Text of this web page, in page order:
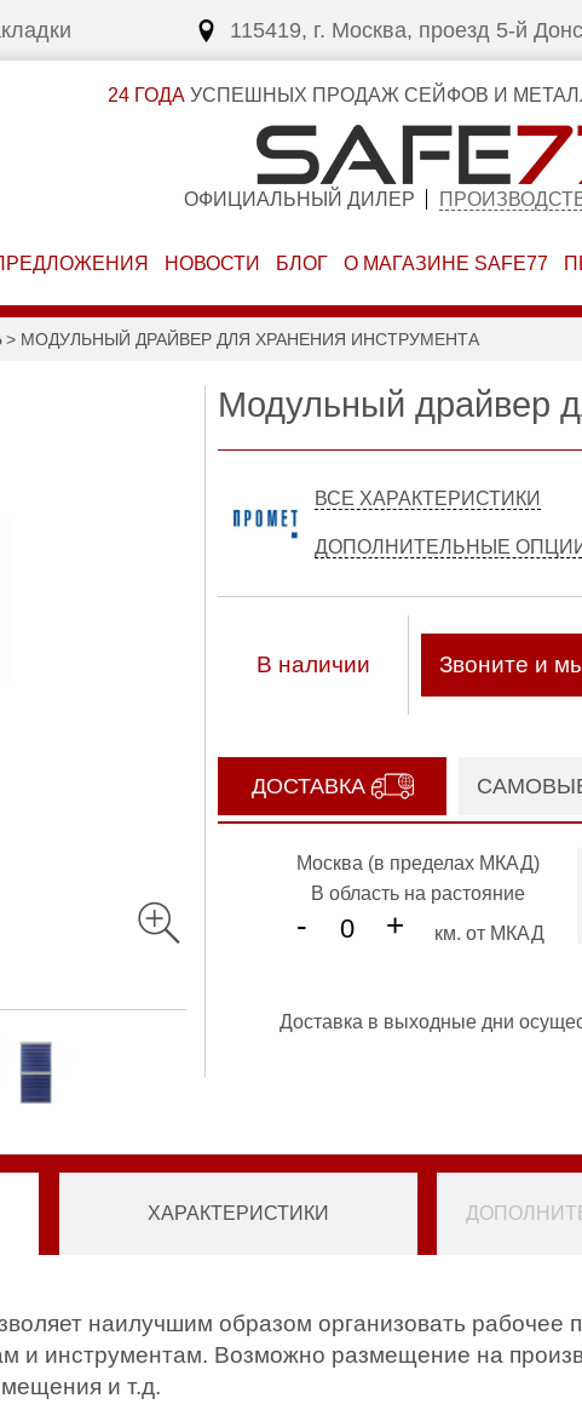
115419, г. Москва, проезд 5-й
24 ГОДАУСПЕШНЫХ ПРОДАЖ СЕЙФОВ И
ОФИЦИАЛЬНЫЙ ДИЛЕР
НОВОСТИ БЛОГ О МАГАЗИНЕ SAFE77
МОДУЛЬНЫЙ ДРАЙВЕР ДЛЯ ХРАНЕНИЯ ИНСТРУМЕНТА
Модульный драйвер
ВСЕ ХАРАКТЕРИСТИКИ
ДОПОЛНИТЕЛЬНЫЕ
В наличии Звоните и
ДОСТАВКА
Москва (в пределах МКАД)
В область на растояние
- + км. от МКАД
Доставка в выходные дни
ХАРАКТЕРИСТИКИ
наилучшим образом организовать рабочее
и инструментам. Возможно размещение на
и т.д.